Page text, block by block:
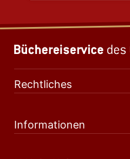
Rechtliches
Informationen